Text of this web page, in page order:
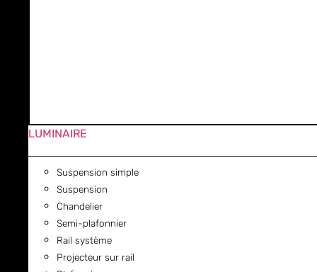
LUMINAIRE
Suspension simple
Suspension
Chandelier
Semi-plafonnier
Rail système
Projecteur sur rail